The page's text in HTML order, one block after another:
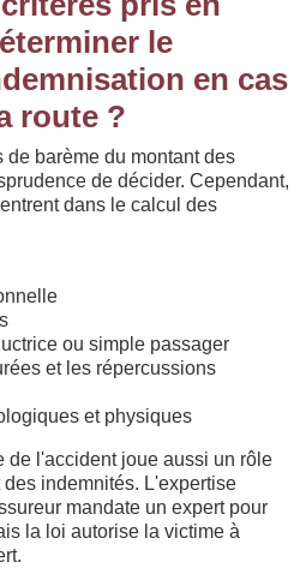
le
en cas
route ?
de barème du montant des
de décider. Cependant,
dans le calcul des
ou simple passager
et les répercussions
et physiques
de l'accident joue aussi un rôle
indemnités. L'expertise
mandate un expert pour
la loi autorise la victime à